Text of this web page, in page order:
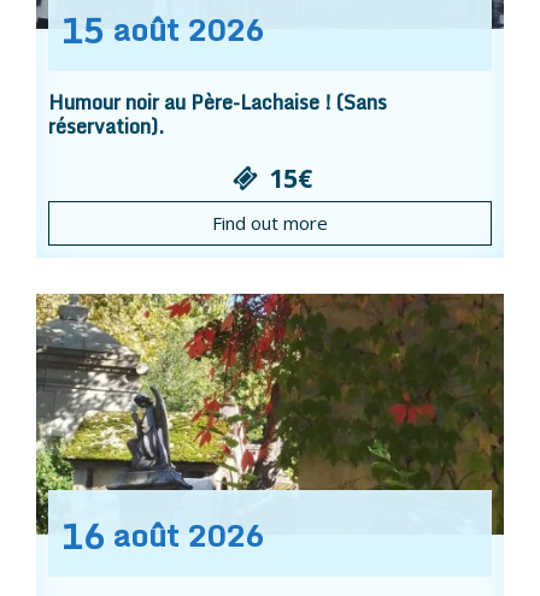
15 août 2026
Humour noir au Père-Lachaise ! (Sans
réservation).
15€
Find out more
16 août 2026